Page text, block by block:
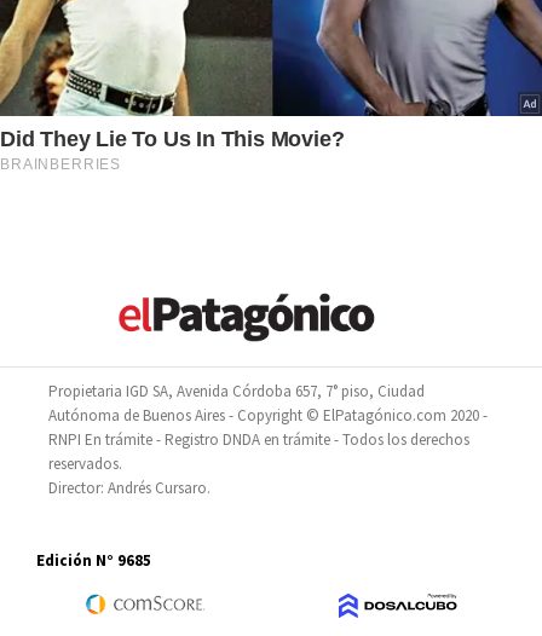
Propietaria IGD SA, Avenida Córdoba 657, 7° piso, Ciudad
Autónoma de Buenos Aires - Copyright © ElPatagónico.com 2020 -
RNPI En trámite - Registro DNDA en trámite - Todos los derechos
reservados.
Director: Andrés Cursaro.
Edición N° 9685